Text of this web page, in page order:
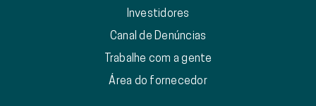
Investidores
Canal de Denúncias
Trabalhe com a gente
Área do fornecedor